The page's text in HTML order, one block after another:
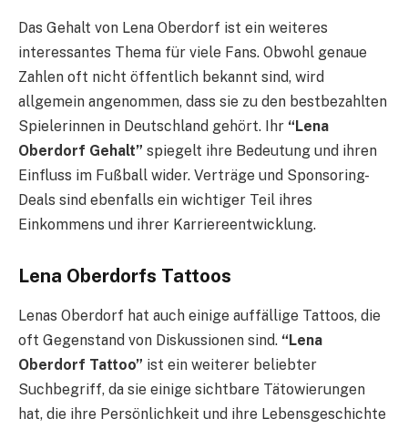
Das Gehalt von Lena Oberdorf ist ein weiteres
interessantes Thema für viele Fans. Obwohl genaue
Zahlen oft nicht öffentlich bekannt sind, wird
allgemein angenommen, dass sie zu den bestbezahlten
Spielerinnen in Deutschland gehört. Ihr “Lena
Oberdorf Gehalt” spiegelt ihre Bedeutung und ihren
Einfluss im Fußball wider. Verträge und Sponsoring-
Deals sind ebenfalls ein wichtiger Teil ihres
Einkommens und ihrer Karriereentwicklung.
Lena Oberdorfs Tattoos
Lenas Oberdorf hat auch einige auffällige Tattoos, die
oft Gegenstand von Diskussionen sind. “Lena
Oberdorf Tattoo” ist ein weiterer beliebter
Suchbegriff, da sie einige sichtbare Tätowierungen
hat, die ihre Persönlichkeit und ihre Lebensgeschichte